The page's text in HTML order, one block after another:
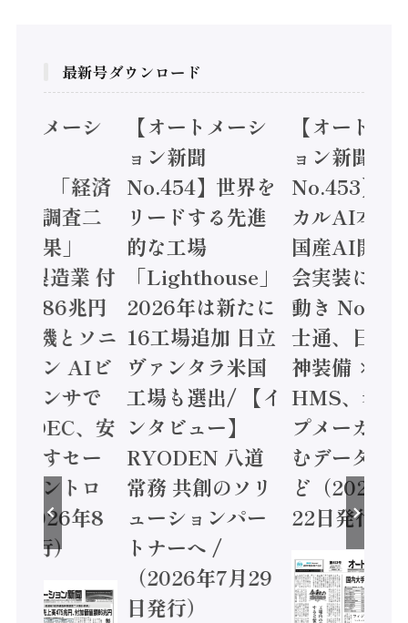
最新号ダウンロード
トメーシ
】「経済
態調査二
結果」
年製造業 付
額86兆円
電機とソニ
コン AIビ
センサで
/ IDEC、安
かすセー
コントロ
2026年8
発行）
【オートメーシ
ョン新聞
No.454】世界を
リードする先進
的な工場
「Lighthouse」
2026年は新たに
16工場追加 日立
ヴァンタラ米国
工場も選出/ 【イ
ンタビュー】
RYODEN 八道
常務 共創のソリ
ューションパー
トナーへ /
（2026年7月29
日発行）
【オートメ
ョン新聞
No.453】フ
カルAI本格
国産AI開発
会実装に活
動き
士通、日立
神装備 ×
HMS、老舗
プメーカー
むデータ活
ど（2026年
22日発行）